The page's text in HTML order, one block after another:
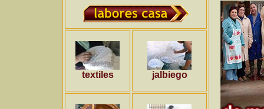
textiles jalbiego